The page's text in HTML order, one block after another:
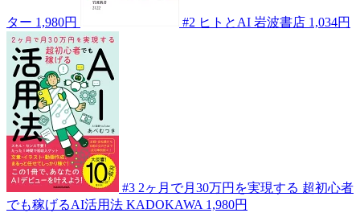
ター 1,980円 #2 ヒトとAI 岩波書店 1,034円
#3 2ヶ月で月30万円を実現する 超初心者
でも稼げるAI活用法 KADOKAWA 1,980円